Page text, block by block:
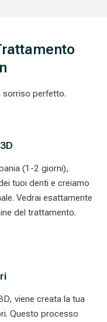
sorriso perfetto.
(1-2 giorni),
tuoi denti e creiamo
Vedrai esattamente
del trattamento.
viene creata la tua
Questo processo